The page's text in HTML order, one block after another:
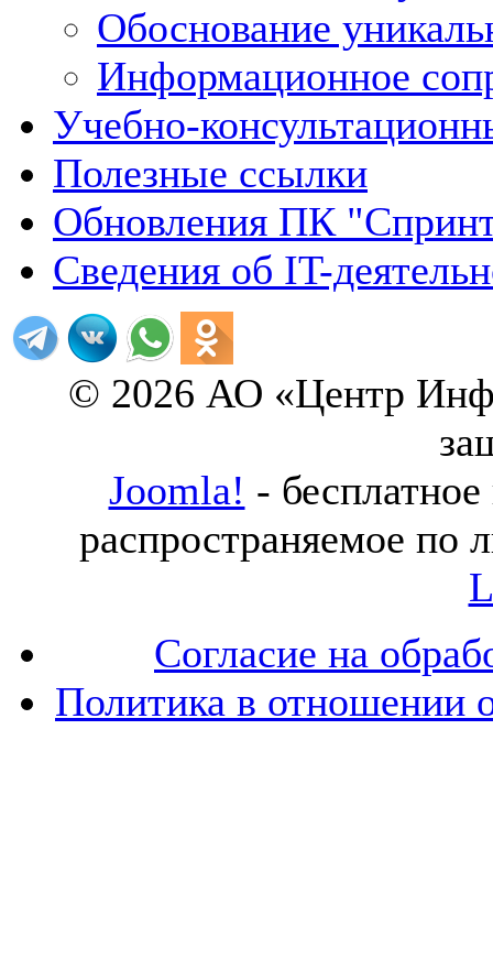
Обоснование
Информационное
Учебно-
Полезные ссылки
Обновления ПК
Сведения об IT-
© 2026 АО «Центр
Joomla! -
распространяемое по
Согласие на
Политика в отношении